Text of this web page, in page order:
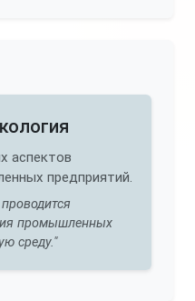
аспектов
предприятий.
промышленных
среду."